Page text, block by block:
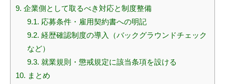
9. 企業側として取るべき対応と制度整備
9.1. 応募条件・雇用契約書への明記
9.2. 経歴確認制度の導入（バックグラウンドチェック
など）
9.3. 就業規則・懲戒規定に該当条項を設ける
10. まとめ